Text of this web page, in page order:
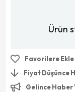
Ürün
Favorilere Ekle
Fiyat Düşünce
Gelince Haber